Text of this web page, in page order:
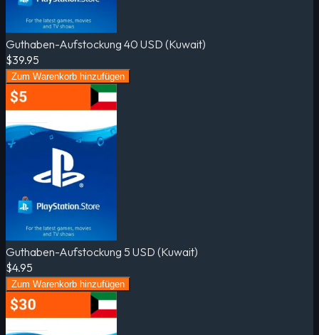
Guthaben-Aufstockung 40 USD (Kuwait)
$39.95
Zum Warenkorb hinzufügen
Guthaben-Aufstockung 5 USD (Kuwait)
$4.95
Zum Warenkorb hinzufügen